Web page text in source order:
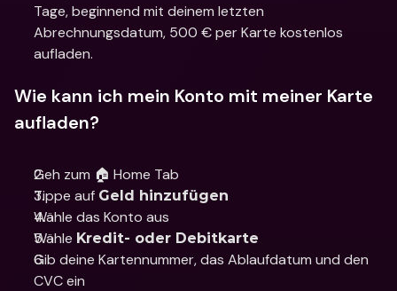
Tage, beginnend mit deinem letzten
Abrechnungsdatum, 500 € per Karte kostenlos
aufladen.
Wie kann ich mein Konto mit meiner Karte
aufladen?
Geh zum 🏠 Home Tab
Tippe auf Geld hinzufügen
Wähle das Konto aus
Wähle Kredit- oder Debitkarte
Gib deine Kartennummer, das Ablaufdatum und den
CVC ein